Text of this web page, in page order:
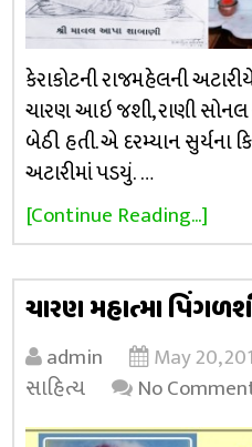
કેરાકોટની રાજમહેલની
ચારણ આઇ જશી, રાણી સોનલ
બેઠી હતી. એ દરમ્યાન સુર્યના
અટારીમાં પડયું. …
[Continue Reading...]
ચારણ મહાત્મા
admin May 20,
સાહિત્ય
No